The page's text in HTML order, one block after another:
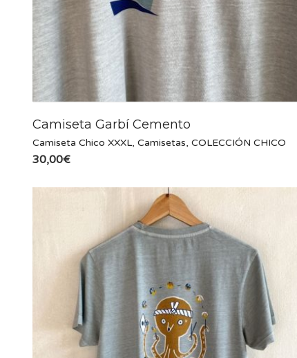
Camiseta Garbí Cemento
Camiseta Chico XXXL, Camisetas, COLECCIÓN CHICO
30,00€